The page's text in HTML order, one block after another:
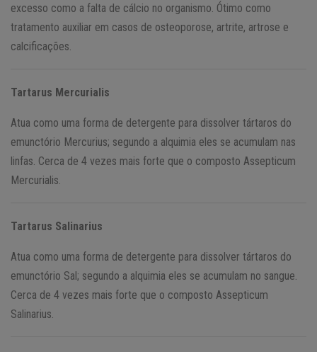
excesso como a falta de cálcio no organismo. Ótimo como
tratamento auxiliar em casos de osteoporose, artrite, artrose e
calcificações.
Tartarus Mercurialis
Atua como uma forma de detergente para dissolver tártaros do
emunctório Mercurius; segundo a alquimia eles se acumulam nas
linfas. Cerca de 4 vezes mais forte que o composto Assepticum
Mercurialis.
Tartarus Salinarius
Atua como uma forma de detergente para dissolver tártaros do
emunctório Sal; segundo a alquimia eles se acumulam no sangue.
Cerca de 4 vezes mais forte que o composto Assepticum
Salinarius.